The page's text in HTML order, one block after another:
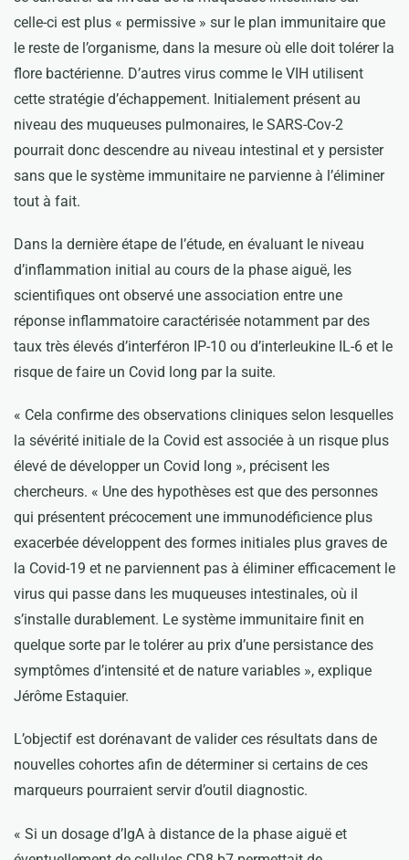
celle-ci est plus « permissive » sur le plan immunitaire que
le reste de l’organisme, dans la mesure où elle doit tolérer la
flore bactérienne. D’autres virus comme le VIH utilisent
cette stratégie d’échappement. Initialement présent au
niveau des muqueuses pulmonaires, le SARS-Cov-2
pourrait donc descendre au niveau intestinal et y persister
sans que le système immunitaire ne parvienne à l’éliminer
tout à fait.
Dans la dernière étape de l’étude, en évaluant le niveau
d’inflammation initial au cours de la phase aiguë, les
scientifiques ont observé une association entre une
réponse inflammatoire caractérisée notamment par des
taux très élevés d’interféron IP-10 ou d’interleukine IL-6 et le
risque de faire un Covid long par la suite.
« Cela confirme des observations cliniques selon lesquelles
la sévérité initiale de la Covid est associée à un risque plus
élevé de développer un Covid long », précisent les
chercheurs. « Une des hypothèses est que des personnes
qui présentent précocement une immunodéficience plus
exacerbée développent des formes initiales plus graves de
la Covid-19 et ne parviennent pas à éliminer efficacement le
virus qui passe dans les muqueuses intestinales, où il
s’installe durablement. Le système immunitaire finit en
quelque sorte par le tolérer au prix d’une persistance des
symptômes d’intensité et de nature variables », explique
Jérôme Estaquier.
L’objectif est dorénavant de valider ces résultats dans de
nouvelles cohortes afin de déterminer si certains de ces
marqueurs pourraient servir d’outil diagnostic.
« Si un dosage d’IgA à distance de la phase aiguë et